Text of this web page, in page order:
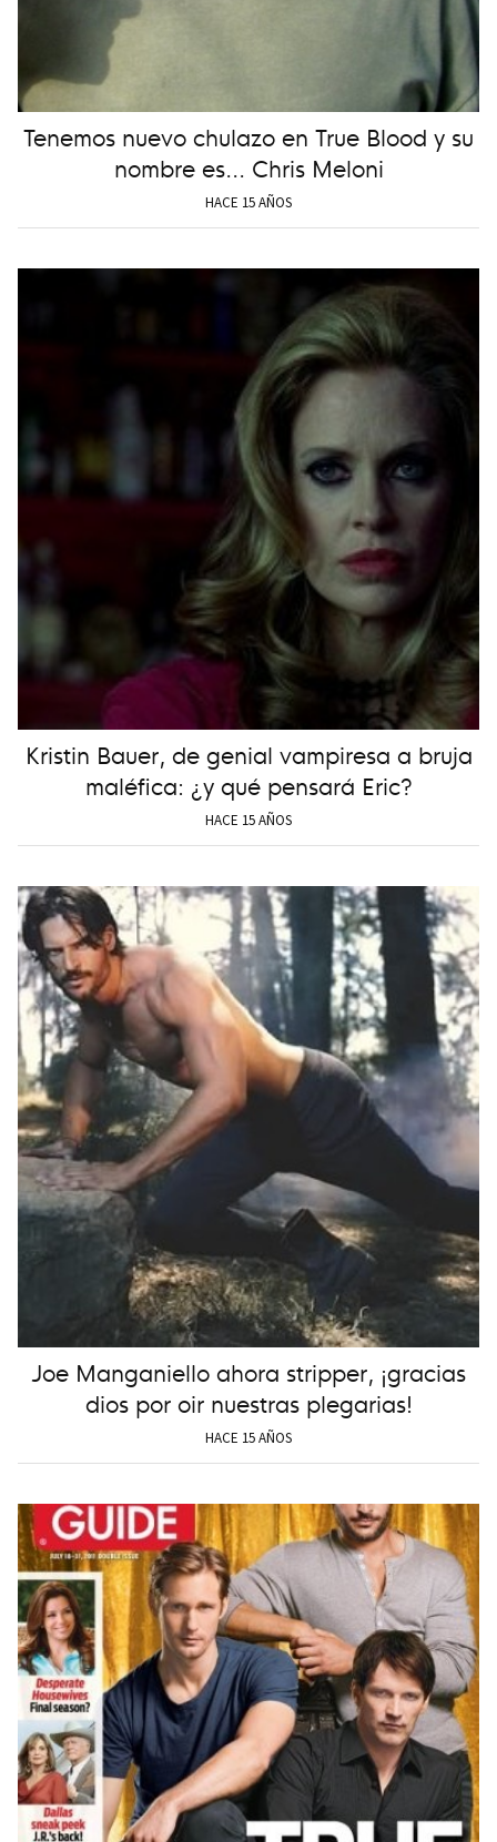
Tenemos nuevo chulazo en True Blood y su
nombre es... Chris Meloni
HACE 15 AÑOS
Kristin Bauer, de genial vampiresa a bruja
maléfica: ¿y qué pensará Eric?
HACE 15 AÑOS
Joe Manganiello ahora stripper, ¡gracias
dios por oir nuestras plegarias!
HACE 15 AÑOS